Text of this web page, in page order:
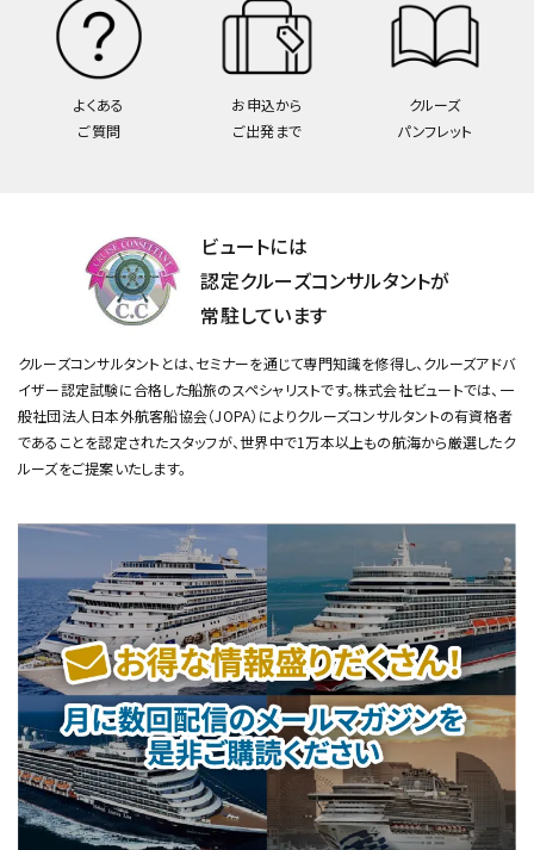
よくある
ご質問
お申込から
ご出発まで
クルーズ
パンフレット
ビュートには
認定クルーズコンサルタントが
常駐しています
クルーズコンサルタントとは、セミナーを通じて専門知識を修得し、クルーズアドバ
イザー認定試験に合格した船旅のスペシャリストです。株式会社ビュートでは、一
般社団法人日本外航客船協会（JOPA）によりクルーズコンサルタントの有資格者
であることを認定されたスタッフが、世界中で1万本以上もの航海から厳選したク
ルーズをご提案いたします。